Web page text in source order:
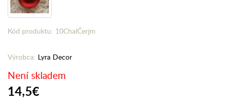
Kód produktu: 10ChalČerjm
Výrobca: Lyra Decor
Není skladem
14,5€